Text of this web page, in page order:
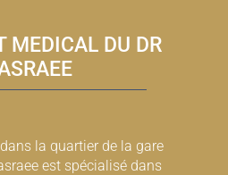
MEDICAL DU DR
la quartier de la gare
est spécialisé dans